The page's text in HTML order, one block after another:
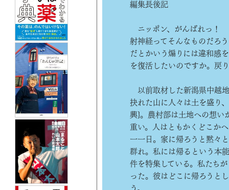
編集長後記
ニッポン、がんばれっ！
射神経ってそんなものだろ
だとかいう煽りには違和感
を復活したいのですか。戻
以前取材した新潟県中越
抉れた山に人々は土を盛り
興}。農村部は土地への想い
重い。人はともかくどこか
一一日。家に帰ろうと黙々
群れ。私には帰るという本
件を特集している。私たち
った。彼はどこに帰ろうと
う。